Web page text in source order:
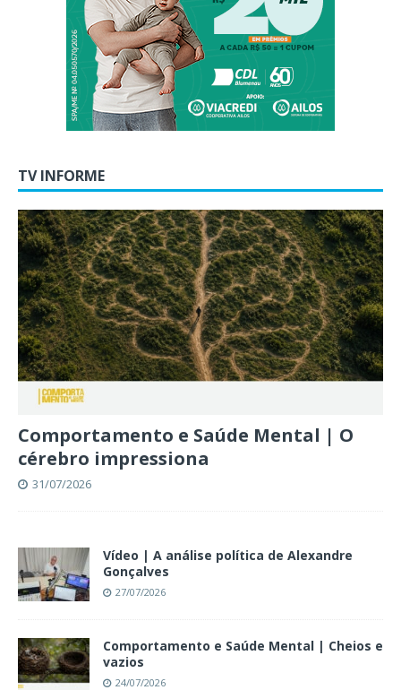
TV INFORME
Comportamento e Saúde Mental | O
cérebro impressiona
31/07/2026
Vídeo | A análise política de Alexandre
Gonçalves
27/07/2026
Comportamento e Saúde Mental | Cheios e
vazios
24/07/2026